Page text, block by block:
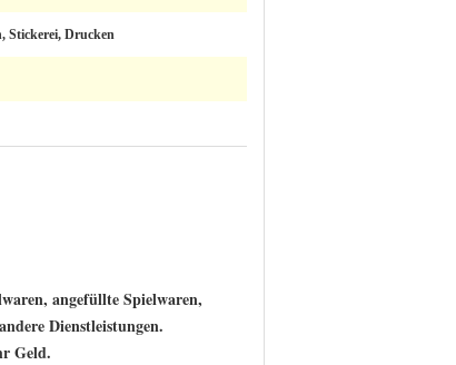
Stickerei, Drucken
angefüllte Spielwaren,
Dienstleistungen.
Geld.